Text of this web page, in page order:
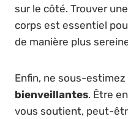
sur le côté. Trouver
corps est essentiel
de manière plus
Enfin, ne sous-
bienveillantes. Être
vous soutient, peut-